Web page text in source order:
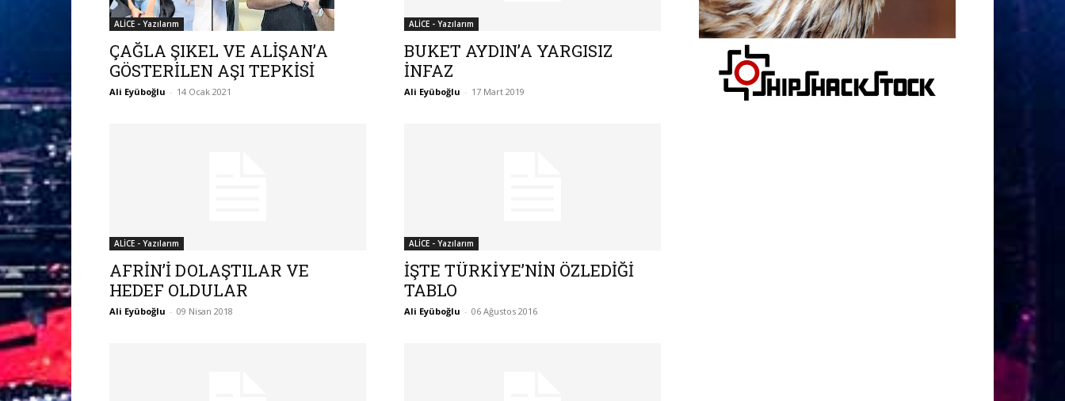
ALİCE - Yazılarım
ÇAĞLA ŞIKEL VE ALİŞAN’A
GÖSTERİLEN AŞI TEPKİSİ
Ali Eyüboğlu - 14 Ocak 2021
ALİCE - Yazılarım
BUKET AYDIN’A YARGISIZ
İNFAZ
Ali Eyüboğlu - 17 Mart 2019
ALİCE - Yazılarım
AFRİN’İ DOLAŞTILAR VE
HEDEF OLDULAR
Ali Eyüboğlu - 09 Nisan 2018
ALİCE - Yazılarım
İŞTE TÜRKİYE’NİN ÖZLEDİĞİ
TABLO
Ali Eyüboğlu - 06 Ağustos 2016